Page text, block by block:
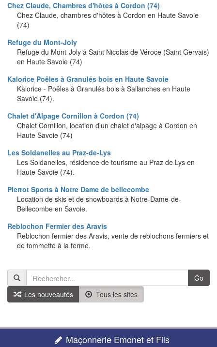
Chez Claude, Chambres d'hôtes à Cordon (74)
Chez Claude, chambres d'hôtes à Cordon en Haute Savoie
(74)
Refuge du Mont-Joly
Refuge du Mont-Joly à Saint Nicolas de Véroce (Saint Gervais)
en Haute Savoie (74)
Kalorice Poêles à Granulés bois en Haute Savoie
Kalorice - Poêles à Granulés bois à Sallanches en Haute
Savoie (74).
Chalet d'Alpage Cornillon à Cordon (74)
Chalet Cornillon, location d'un chalet d'alpage à Cordon en
Haute Savoie (74)
Les Soldanelles au Praz-de-Lys
Les Soldanelles, résidence de tourisme au Praz de Lys en
Haute Savoie (74).
Pierrot Sports à Notre Dame de bellecombe
Location de skis et de snowboards à Notre-Dame-de-
Bellecombe en Savoie.
Reblochon Fermier des Aravis
Reblochon fermier des Aravis, vente de reblochons fermiers et
de tommette à la ferme.
Go
Les nouveautés
Tous les sites
Maçonnerie Emonet et Fils